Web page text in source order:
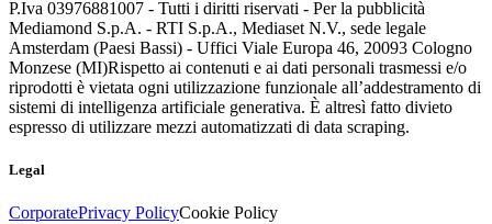
P.Iva 03976881007 - Tutti i diritti riservati - Per la pubblicità
Mediamond S.p.A. - RTI S.p.A., Mediaset N.V., sede legale
Amsterdam (Paesi Bassi) - Uffici Viale Europa 46, 20093 Cologno
Monzese (MI)Rispetto ai contenuti e ai dati personali trasmessi e/o
riprodotti è vietata ogni utilizzazione funzionale all’addestramento di
sistemi di intelligenza artificiale generativa. È altresì fatto divieto
espresso di utilizzare mezzi automatizzati di data scraping.
Legal
CorporatePrivacy PolicyCookie Policy